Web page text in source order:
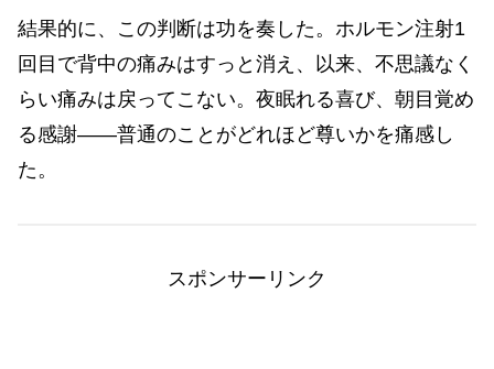
結果的に、この判断は功を奏した。ホルモン注射1
回目で背中の痛みはすっと消え、以来、不思議なく
らい痛みは戻ってこない。夜眠れる喜び、朝目覚め
る感謝――普通のことがどれほど尊いかを痛感し
た。
スポンサーリンク